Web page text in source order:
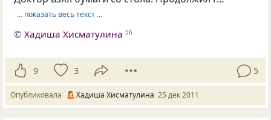
… показать весь текст …
©Хадиша Хисматулина 56
9 3 5
Опубликовала Хадиша Хисматулина 25 дек 2011